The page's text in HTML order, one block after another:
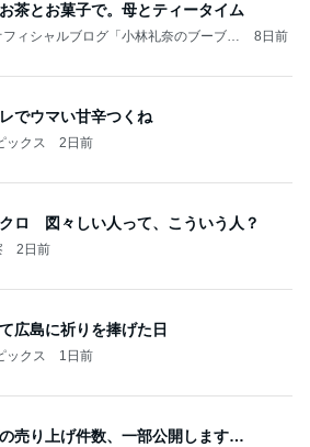
茶とお菓子で。母とティータイム
ィシャルブログ「小林礼奈のブーブー
8日前
でウマい甘辛つくね
ックス 2日前
ロ 図々しい人って、こういう人？
2日前
広島に祈りを捧げた日
ックス 1日前
売り上げ件数、一部公開します…